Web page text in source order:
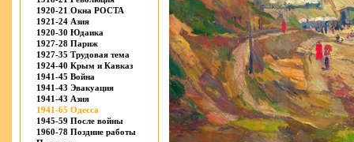
1920-21 Окна РОСТА
1921-24 Азия
1920-30 Юдаика
1927-28 Париж
1927-35 Трудовая тема
1924-40 Крым и Кавказ
1941-45 Война
1941-43 Эвакуация
1941-43 Азия
1941-65 Одесса
1945-59 После войны
1960-78 Поздние работы